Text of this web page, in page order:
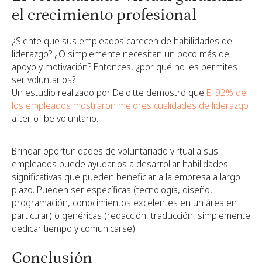
el crecimiento profesional
¿Siente que sus empleados carecen de habilidades de
liderazgo? ¿O simplemente necesitan un poco más de
apoyo y motivación? Entonces, ¿por qué no les permites
ser voluntarios?
Un estudio realizado por Deloitte demostró que El 92% de
los empleados mostraron mejores cualidades de liderazgo
after of be voluntario.
Brindar oportunidades de voluntariado virtual a sus
empleados puede ayudarlos a desarrollar habilidades
significativas que pueden beneficiar a la empresa a largo
plazo. Pueden ser específicas (tecnología, diseño,
programación, conocimientos excelentes en un área en
particular) o genéricas (redacción, traducción, simplemente
dedicar tiempo y comunicarse).
Conclusión